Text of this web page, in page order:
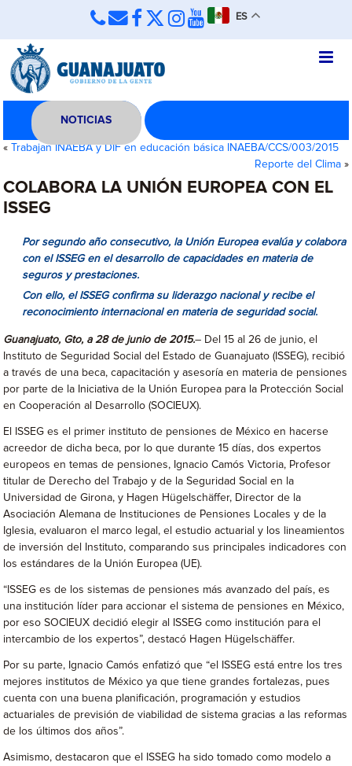
ES
NOTICIAS
«
Trabajan INAEBA y DIF en educación básica INAEBA/CCS/003/2015
Reporte del Clima»
COLABORA LA UNIÓN EUROPEA CON EL
ISSEG
Por segundo año consecutivo, la Unión Europea evalúa y colabora
con el ISSEG en el desarrollo de capacidades en materia de
seguros y prestaciones.
Con ello, el ISSEG confirma su liderazgo nacional y recibe el
reconocimiento internacional en materia de seguridad social.
Guanajuato, Gto, a 28 de junio de 2015.– Del 15 al 26 de junio, el
Instituto de Seguridad Social del Estado de Guanajuato (ISSEG), recibió
a través de una beca, capacitación y asesoría en materia de pensiones
por parte de la Iniciativa de la Unión Europea para la Protección Social
en Cooperación al Desarrollo (SOCIEUX).
El ISSEG es el primer instituto de pensiones de México en hacerse
acreedor de dicha beca, por lo que durante 15 días, dos expertos
europeos en temas de pensiones, Ignacio Camós Victoria, Profesor
titular de Derecho del Trabajo y de la Seguridad Social en la
Universidad de Girona, y Hagen Hügelschäffer, Director de la
Asociación Alemana de Instituciones de Pensiones Locales y de la
Iglesia, evaluaron el marco legal, el estudio actuarial y los lineamientos
de inversión del Instituto, comparando sus principales indicadores con
los estándares de la Unión Europea (UE).
“ISSEG es de los sistemas de pensiones más avanzado del país, es
una institución líder para accionar el sistema de pensiones en México,
por eso SOCIEUX decidió elegir al ISSEG como institución para el
intercambio de los expertos”, destacó Hagen Hügelschäffer.
Por su parte, Ignacio Camós enfatizó que “el ISSEG está entre los tres
mejores institutos de México ya que tiene grandes fortalezas, pues
cuenta con una buena planificación, programación y estudios
actuariales de previsión de viabilidad de sistema gracias a las reformas
de los últimos dos años”.
Asimismo, destacaron que el ISSEG ha sido tomado como modelo a